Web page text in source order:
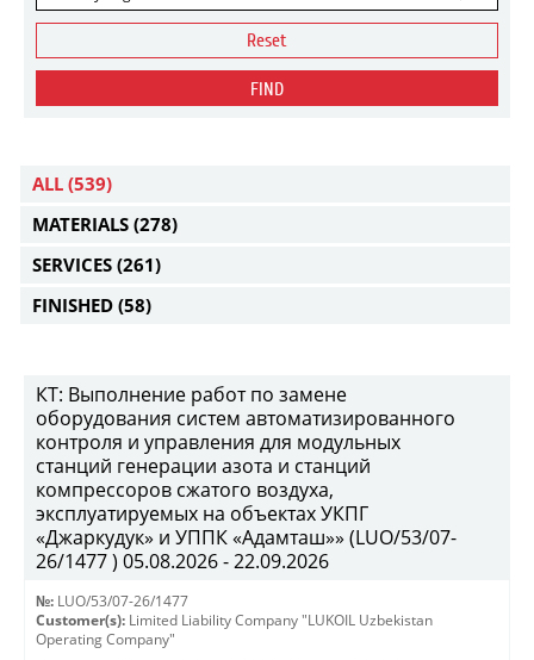
Reset
FIND
ALL (539)
MATERIALS (278)
SERVICES (261)
FINISHED (58)
КТ: Выполнение работ по замене
оборудования систем автоматизированного
контроля и управления для модульных
станций генерации азота и станций
компрессоров сжатого воздуха,
эксплуатируемых на объектах УКПГ
«Джаркудук» и УППК «Адамташ»» (LUO/53/07-
26/1477 ) 05.08.2026 - 22.09.2026
№: LUO/53/07-26/1477
Customer(s): Limited Liability Company "LUKOIL Uzbekistan
Operating Company"